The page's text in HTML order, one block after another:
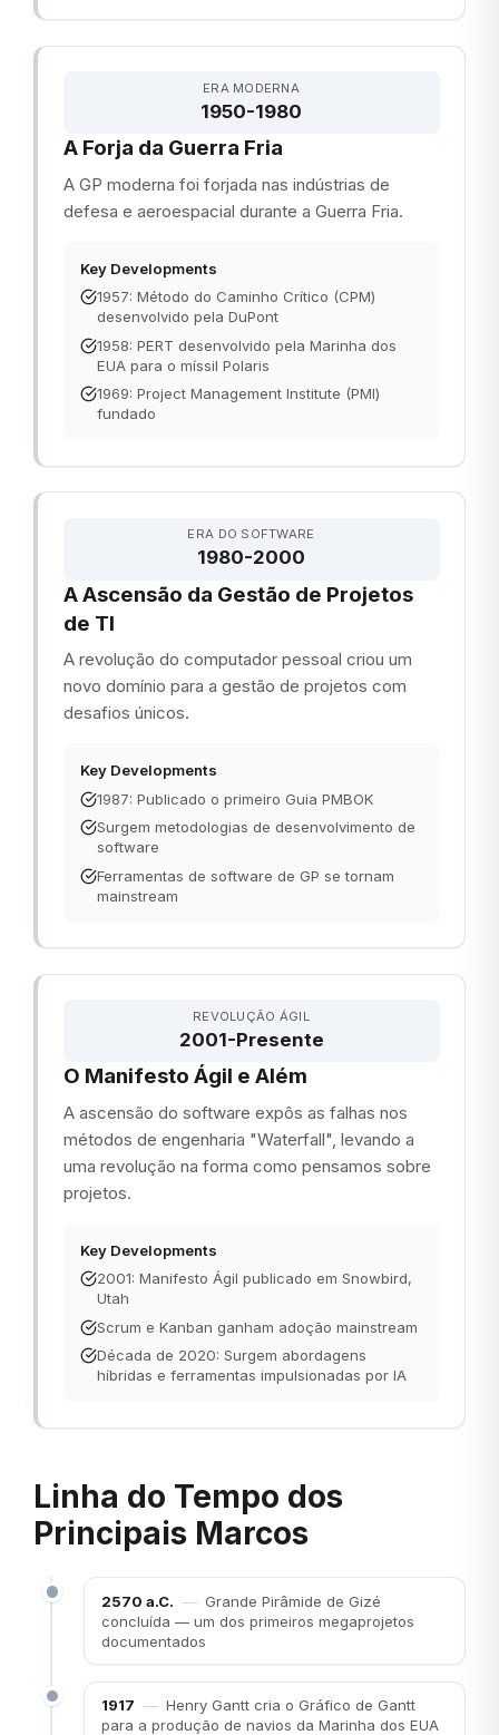
ERA MODERNA
1950-1980
A Forja da Guerra Fria
A GP moderna foi forjada nas indústrias de
defesa e aeroespacial durante a Guerra Fria.
Key Developments
1957: Método do Caminho Crítico (CPM)
desenvolvido pela DuPont
1958: PERT desenvolvido pela Marinha dos
EUA para o míssil Polaris
1969: Project Management Institute (PMI)
fundado
ERA DO SOFTWARE
1980-2000
A Ascensão da Gestão de Projetos
de TI
A revolução do computador pessoal criou um
novo domínio para a gestão de projetos com
desafios únicos.
Key Developments
1987: Publicado o primeiro Guia PMBOK
Surgem metodologias de desenvolvimento de
software
Ferramentas de software de GP se tornam
mainstream
REVOLUÇÃO ÁGIL
2001-Presente
O Manifesto Ágil e Além
A ascensão do software expôs as falhas nos
métodos de engenharia "Waterfall", levando a
uma revolução na forma como pensamos sobre
projetos.
Key Developments
2001: Manifesto Ágil publicado em Snowbird,
Utah
Scrum e Kanban ganham adoção mainstream
Década de 2020: Surgem abordagens
híbridas e ferramentas impulsionadas por IA
Linha do Tempo dos
Principais Marcos
2570 a.C. — Grande Pirâmide de Gizé
concluída — um dos primeiros megaprojetos
documentados
1917 — Henry Gantt cria o Gráfico de Gantt
para a produção de navios da Marinha dos EUA